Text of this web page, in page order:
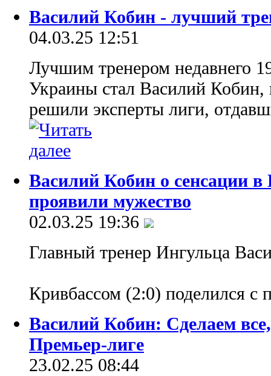
Василий Кобин - лучший
04.03.25 12:51
Лучшим тренером недавнего
Украины стал Василий Кобин,
решили эксперты лиги,
Василий Кобин о сенсации в
проявили мужество
02.03.25 19:36
Главный тренер Ингульца
Кривбассом (2:0) поделился с
Василий Кобин: Сделаем
Премьер-лиге
23.02.25 08:44